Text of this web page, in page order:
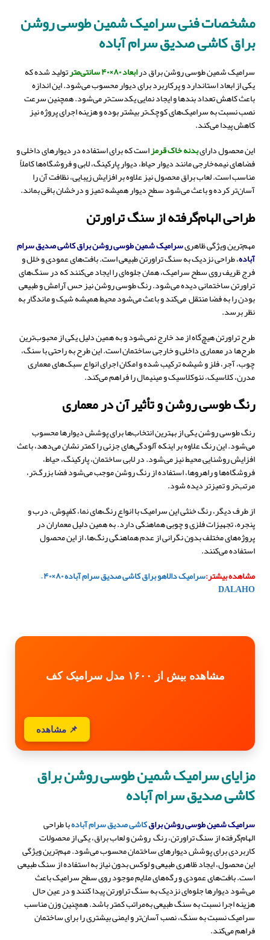
مشخصات فنی سرامیک شمین طوسی روشن
براق کاشی صدیق سرام آباده
سرامیک شمین طوسی روشن براق درابعاد ۸۰×۴۰ سانتی‌متر تولید شده که
یکی از ابعاد استاندارد و پرکاربرد برای دیوار محسوب می‌شود. این اندازه
باعث کاهش تعداد بندها و ایجاد نمایی یکدست‌تر می‌شود. همچنین سرعت
نصب نسبت به سرامیک‌های کوچک‌تر بیشتر بوده و هزینه اجرای پروژه نیز
کاهش پیدا می‌کند.
این محصول دارایبدنه خاک قرمزاست که برای استفاده در دیوارهای داخلی و
فضاهای نیمه‌خارجی مانند دیوار حیاط، دیوار پارکینگ، لابی و فروشگاه‌ها کاملاً
مناسب است. لعاب براق محصول نیز علاوه بر افزایش زیبایی، نظافت آن را
آسان‌تر کرده و باعث می‌شود سطح دیوار همیشه تمیز و درخشان باقی بماند.
طراحی الهام‌گرفته از سنگ تراورتن
مهم‌ترین ویژگی ظاهریسرامیک شمین طوسی روشن براق کاشی صدیق سرام
آباده، طراحی نزدیک به سنگ تراورتن طبیعی است. بافت‌های عمودی و خلل و
فرج ظریف روی سطح سرامیک، همان جلوه‌ای را ایجاد می‌کنند که در سنگ‌های
تراورتن ساختمانی دیده می‌شود. رنگ طوسی روشن نیز حس آرامش و طبیعی
بودن را به فضا منتقل می‌کند و باعث می‌شود محیط همیشه شیک و ماندگار به
نظر برسد.
طرح تراورتن هیچ‌گاه از مد خارج نمی‌شود و به همین دلیل یکی از محبوب‌ترین
طرح‌ها در معماری داخلی و خارجی ساختمان است. این طرح به راحتی با سنگ،
چوب، آجر، فلز و شیشه ترکیب شده و امکان اجرای انواع سبک‌های معماری
مدرن، کلاسیک، نئوکلاسیک و مینیمال را فراهم می‌کند.
رنگ طوسی روشن و تأثیر آن در معماری
رنگ طوسی روشن یکی از بهترین انتخاب‌ها برای پوشش دیوارها محسوب
می‌شود. این رنگ علاوه بر اینکه آلودگی‌های جزئی را کمتر نشان می‌دهد، باعث
افزایش روشنایی محیط نیز می‌شود. در لابی ساختمان، پارکینگ، حیاط،
فروشگاه‌ها و راهروها، استفاده از رنگ روشن موجب می‌شود فضا بزرگ‌تر،
مرتب‌تر و تمیزتر دیده شود.
از طرف دیگر، رنگ خنثی این سرامیک با انواع رنگ‌های نما، کفپوش، درب و
پنجره، تجهیزات فلزی و چوبی هماهنگی دارد. به همین دلیل معماران در
پروژه‌های مختلف بدون نگرانی از عدم هماهنگی رنگ‌ها، از این محصول
استفاده می‌کنند.
مشاهده بیشتر:
سرامیک دالاهو براق کاشی صدیق سرام آباده ۸۰×۴۰ –
DALAHO
مشاهده بیش از ۱۶۰۰ مدل سرامیک کف
📌 مشاهده
مزایای سرامیک شمین طوسی روشن براق
کاشی صدیق سرام آباده
سرامیک شمین طوسی روشن براقکاشی صدیق سرام آبادهبا طراحی
الهام‌گرفته از سنگ تراورتن، رنگ روشن و لعاب براق، یکی از محصولات
کاربردی برای پوشش دیوارهای ساختمان محسوب می‌شود. مهم‌ترین ویژگی
این محصول، ایجاد ظاهری طبیعی و لوکس بدون نیاز به استفاده از سنگ طبیعی
است. بافت‌های عمودی و رگه‌های ملایم موجود روی سطح سرامیک باعث
می‌شود دیوارها جلوه‌ای نزدیک به سنگ تراورتن پیدا کنند و در عین حال
هزینه اجرا نسبت به سنگ طبیعی به‌مراتب کمتر باشد. همچنین وزن مناسب
سرامیک نسبت به سنگ، نصب آسان‌تر و ایمنی بیشتری را برای ساختمان
فراهم می‌کند.